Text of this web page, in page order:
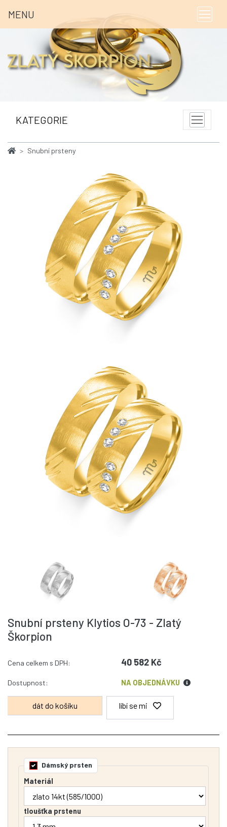
MENU
KATEGORIE
Snubní prsteny
Snubní prsteny Klytios O-73 - Zlatý
Škorpion
Cena celkem s DPH: 40 582 Kč
Dostupnost: NA OBJEDNÁVKU
líbí se mi
Dámský prsten
Materiál
tloušťka prstenu